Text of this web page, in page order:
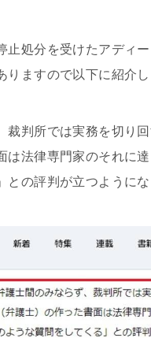
止処分を受けたアディ
りますので以下に紹介
裁判所では実務を切り
は法律専門家のそれに
との評判が立つようにな